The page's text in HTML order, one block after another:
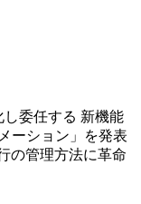
し委任する 新機能
ーション」を発表
の管理方法に革命